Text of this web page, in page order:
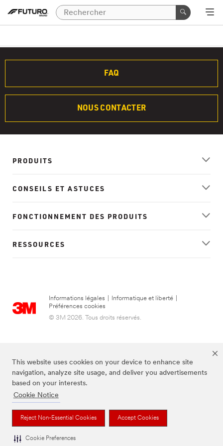
This website uses cookies on your device to enhance site
navigation, analyze site usage, and deliver you advertisements
based on your interests.
Cookie Notice
Reject Non-Essential Cookies Accept Cookies
Cookie Preferences
FAQ
NOUS CONTACTER
PRODUITS
CONSEILS ET ASTUCES
FONCTIONNEMENT DES PRODUITS
RESSOURCES
Informations légales Informatique et liberté
Préférences cookies
© 3M 2026. Tous droits réservés.
FUTURO est une marque de 3M.